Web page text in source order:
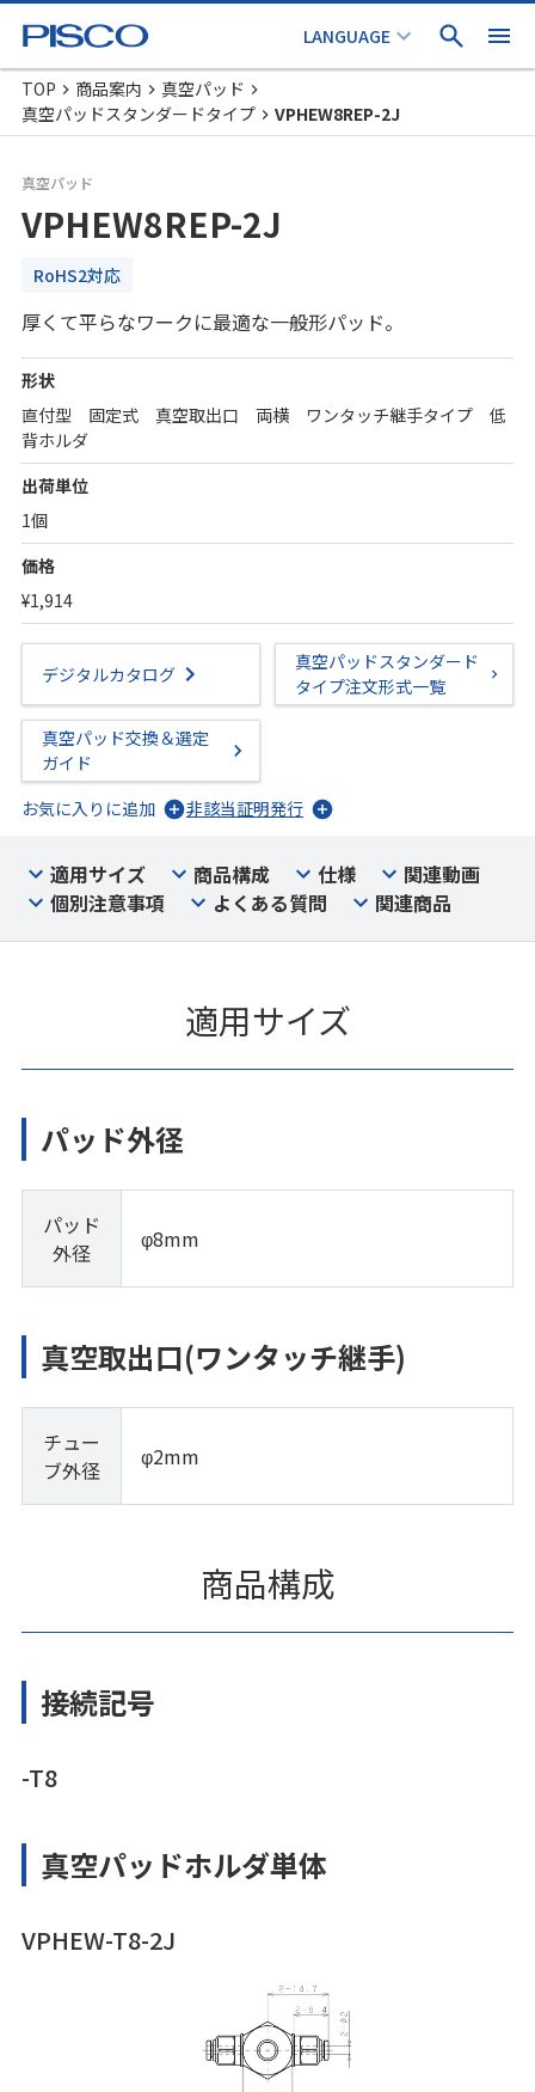
TOP 商品案内
真空パッド
真空パッドスタンダードタイプ
VPHEW8REP-2J
真空パッド
VPHEW8REP-2J
RoHS2対応
厚くて平らなワークに最適な一般形パッド。
形状
直付型 固定式 真空取出口 両横 ワンタッチ継手タイプ 低
背ホルダ
出荷単位
1個
価格
¥1,914
デジタルカタログ
真空パッドスタンダード
タイプ注文形式一覧
真空パッド交換＆選定
ガイド
お気に入りに追加
非該当証明発行
適用サイズ 商品構成 仕様
関連動画
個別注意事項
よくある質問 関連商品
適用サイズ
パッド外径
パッド
外径
φ8mm
真空取出口(ワンタッチ継手)
チュー
ブ外径
φ2mm
商品構成
接続記号
-T8
真空パッドホルダ単体
VPHEW-T8-2J